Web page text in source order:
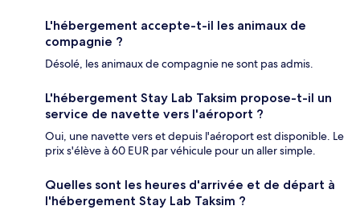
L'hébergement accepte-t-il les animaux de
compagnie ?
Désolé, les animaux de compagnie ne sont pas admis.
L'hébergement Stay Lab Taksim propose-t-il un
service de navette vers l'aéroport ?
Oui, une navette vers et depuis l'aéroport est disponible. Le
prix s'élève à 60 EUR par véhicule pour un aller simple.
Quelles sont les heures d'arrivée et de départ à
l'hébergement Stay Lab Taksim ?